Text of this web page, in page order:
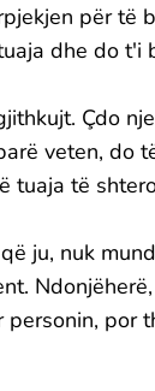
për të
dhe do t'i
Çdo
veten, do
tuaja të
ju, nuk
por